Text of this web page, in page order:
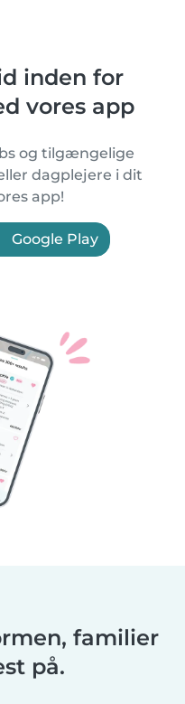
inden for
vores app
og tilgængelige
dagplejere i dit
app!
Google Play
familier
på.